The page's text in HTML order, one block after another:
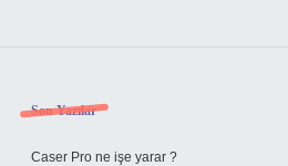
Sidebar
Son Yazılar
Caser Pro ne işe yarar ?